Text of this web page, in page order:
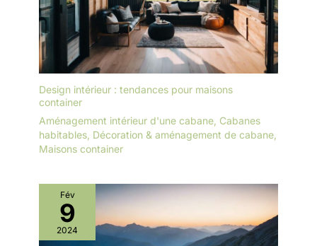
Design intérieur : tendances pour maisons
container
Aménagement intérieur d'une cabane Cabanes
habitables Décoration & aménagement de cabane
Maisons container
Fév
9
2024